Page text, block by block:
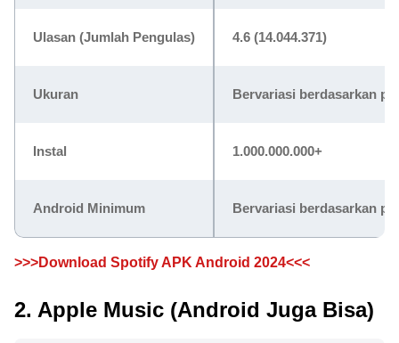
Ulasan (Jumlah Pengulas) 4.6 (14.044.371)
Ukuran Bervariasi berdasarkan
Instal 1.000.000.000+
Android Minimum Bervariasi berdasarkan
>>>Download Spotify APK Android 2024<<<
2. Apple Music (Android Juga Bisa)